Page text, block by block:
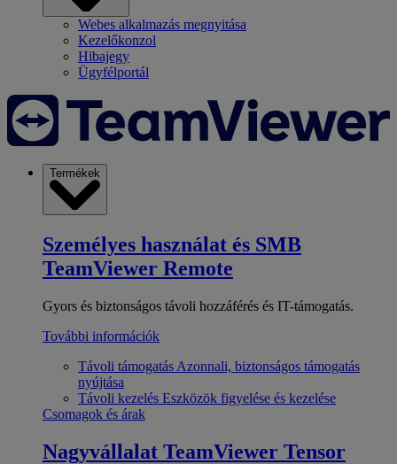
Webes alkalmazás megnyitása
Kezelőkonzol
Hibajegy
Ügyfélportál
Termékek
Személyes használat és SMB
TeamViewer Remote
Gyors és biztonságos távoli hozzáférés és IT-támogatás.
További információk
Távoli támogatás Azonnali, biztonságos támogatás
nyújtása
Távoli kezelés Eszközök figyelése és kezelése
Csomagok és árak
Nagyvállalat TeamViewer Tensor